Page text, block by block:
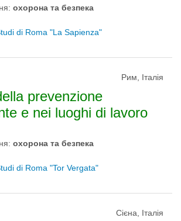
охорона та безпека
di Roma "La Sapienza"
Рим, Італія
prevenzione
e nei luoghi di lavoro
охорона та безпека
di Roma "Tor Vergata"
Сієна, Італія